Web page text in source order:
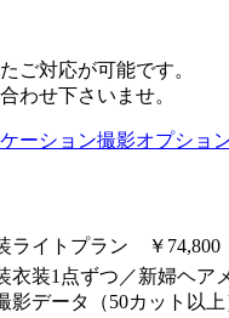
ご対応が可能です。
わせ下さいませ。
ーション撮影オプショ
ライトプラン ￥74,800
衣装1点ずつ／新婦ヘア
影データ（50カット以上